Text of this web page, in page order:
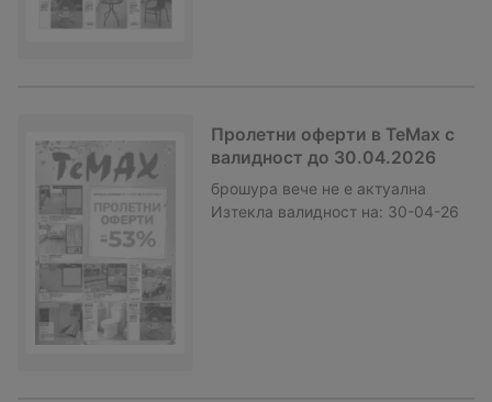
Пролетни оферти в TeMax с
валидност до 30.04.2026
брошура вече не е актуална
Изтекла валидност на: 30-04-26